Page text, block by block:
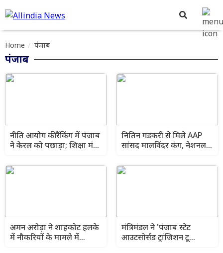
Home पंजाब
पंजाब
नीति आयोग की रैंकिंग में पंजाब
ने केरल को पछाड़ा; शिक्षा मंत्री
रिपोर्ट कार्ड पेश किया
नितिन गडकरी से मिले AAP
सांसद मालविंदर कंग, नेशनल
अमन अरोड़ा ने शाहकोट हलके
में नौकरियों के मामले में
मंत्रिमंडल ने 'पंजाब स्टेट
आउटसोर्सड ट्रांजिशन टू